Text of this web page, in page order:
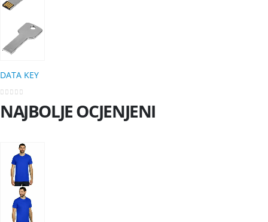
DATA KEY
NAJBOLJE OCJENJENI